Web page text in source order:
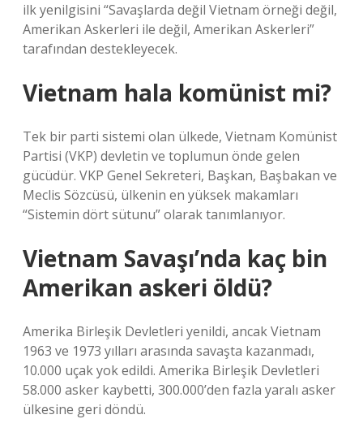
ilk yenilgisini “Savaşlarda değil Vietnam örneği değil,
Amerikan Askerleri ile değil, Amerikan Askerleri”
tarafından destekleyecek.
Vietnam hala komünist mi?
Tek bir parti sistemi olan ülkede, Vietnam Komünist
Partisi (VKP) devletin ve toplumun önde gelen
gücüdür. VKP Genel Sekreteri, Başkan, Başbakan ve
Meclis Sözcüsü, ülkenin en yüksek makamları
“Sistemin dört sütunu” olarak tanımlanıyor.
Vietnam Savaşı’nda kaç bin
Amerikan askeri öldü?
Amerika Birleşik Devletleri yenildi, ancak Vietnam
1963 ve 1973 yılları arasında savaşta kazanmadı,
10.000 uçak yok edildi. Amerika Birleşik Devletleri
58.000 asker kaybetti, 300.000’den fazla yaralı asker
ülkesine geri döndü.